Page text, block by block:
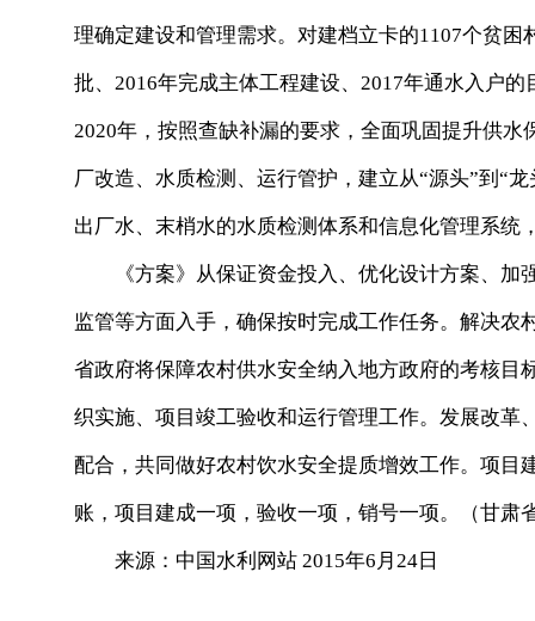
理确定建设和管理需求。对建档立卡的1107个贫
批、2016年完成主体工程建设、2017年通水入户
2020年，按照查缺补漏的要求，全面巩固提升供
厂改造、水质检测、运行管护，建立从“源头”到“
出厂水、末梢水的水质检测体系和信息化管理系
《方案》从保证资金投入、优化设计方案、加
监管等方面入手，确保按时完成工作任务。解决
省政府将保障农村供水安全纳入地方政府的考核
织实施、项目竣工验收和运行管理工作。发展改
配合，共同做好农村饮水安全提质增效工作。项
账，项目建成一项，验收一项，销号一项。（甘肃
来源：中国水利网站 2015年6月24日